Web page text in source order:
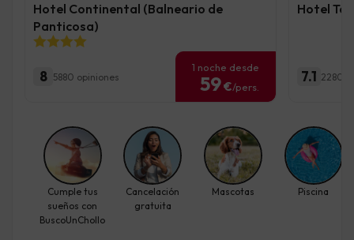
Hotel Continental (Balneario de
Panticosa)
8 5880 opiniones
1 noche desde
59€/pers.
Hotel
7.1 2280
Cumple tus
sueños con
BuscoUnChollo
Cancelación
gratuita
Mascotas Piscina